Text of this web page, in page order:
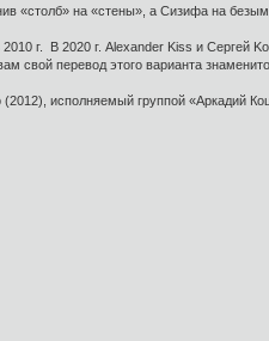
«столб» на «стены», а Сизифа на
г. В 2020 г. Alexander Kiss и Сергей
свой перевод этого варианта
исполняемый группой «Аркадий